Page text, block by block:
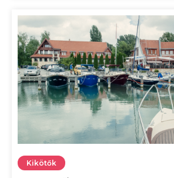
Kikötők